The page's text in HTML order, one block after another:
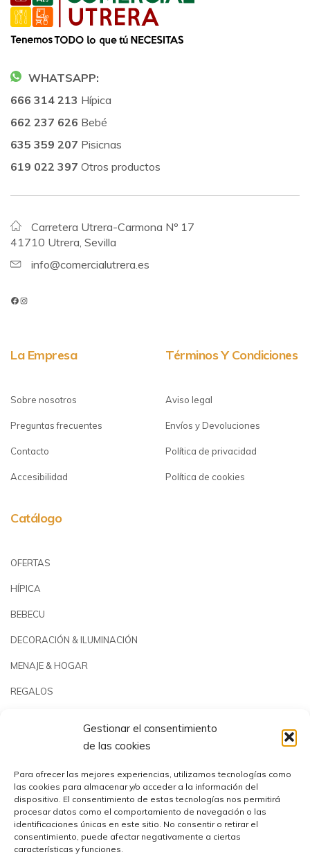
Gestionar el consentimiento
de las cookies
Para ofrecer las mejores experiencias, utilizamos tecnologías como
las cookies para almacenar y/o acceder a la información del
dispositivo. El consentimiento de estas tecnologías nos permitirá
procesar datos como el comportamiento de navegación o las
identificaciones únicas en este sitio. No consentir o retirar el
consentimiento, puede afectar negativamente a ciertas
características y funciones.
WHATSAPP:
666 314 213 Hípica
662 237 626 Bebé
635 359 207 Pisicnas
619 022 397 Otros productos
Carretera Utrera-Carmona Nº 17
41710 Utrera, Sevilla
info@comercialutrera.es
La Empresa
Sobre nosotros
Preguntas frecuentes
Contacto
Accesibilidad
Términos Y Condiciones
Aviso legal
Envíos y Devoluciones
Política de privacidad
Política de cookies
Catálogo
OFERTAS
HÍPICA
BEBECU
DECORACIÓN & ILUMINACIÓN
MENAJE & HOGAR
REGALOS
PISCINAS & REPUESTOS